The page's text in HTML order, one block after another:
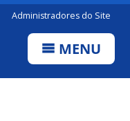
Administradores do Site
MENU